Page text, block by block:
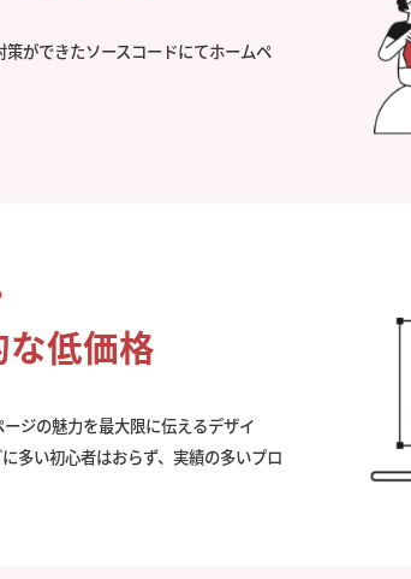
ができたソースコードにてホームペ
低価格
ジの魅力を最大限に伝えるデザイ
多い初心者はおらず、実績の多いプロ